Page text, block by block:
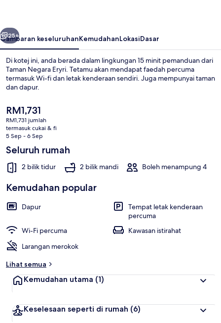
Seterusnya
25+
Gambaran keseluruhanKemudahanLokasiDasar
Di kotej ini, anda berada dalam lingkungan 15 minit pemanduan dari
Taman Negara Eryri. Tetamu akan mendapat faedah percuma
termasuk Wi-fi dan letak kenderaan sendiri. Juga mempunyai taman
dan dapur.
Harga
semasa
ialah
RM1,731
RM1,731
RM1,731 jumlah
termasuk cukai & fi
5 Sep - 6 Sep
Seluruh rumah
2 bilik tidur 2 bilik mandi Boleh menampung 4
Kemudahan popular
Dapur
Tempat letak kenderaan
percuma
Wi-Fi percuma
Kawasan istirahat
Larangan merokok
Lihat semua
Kemudahan utama (1)
Keselesaan seperti di rumah (6)